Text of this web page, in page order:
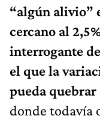
“algún alivio”
cercano al
interrogante
el que la
pueda quebrar
donde todavía